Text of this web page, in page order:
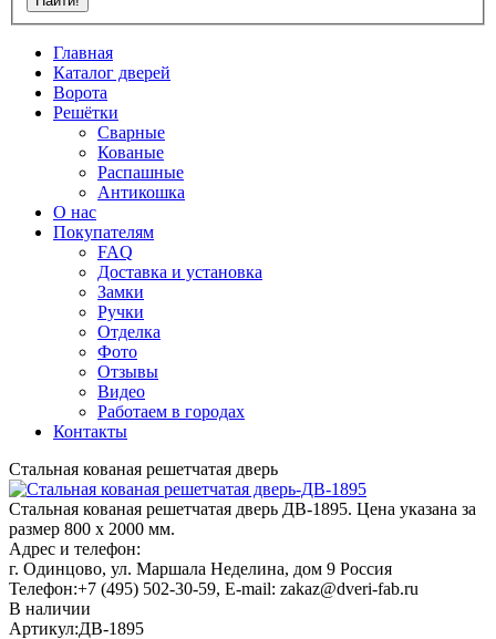
Главная
Каталог дверей
Ворота
Решётки
Сварные
Кованые
Распашные
Антикошка
О нас
Покупателям
FAQ
Доставка и установка
Замки
Ручки
Отделка
Фото
Отзывы
Видео
Работаем в городах
Контакты
Стальная кованая решетчатая дверь
Стальная кованая решетчатая дверь ДВ-1895. Цена указана за
размер 800 х 2000 мм.
Адрес и телефон:
г. Одинцово, ул. Маршала Неделина, дом 9 Россия
Телефон:+7 (495) 502-30-59, E-mail: zakaz@dveri-fab.ru
В наличии
Артикул:ДВ-1895